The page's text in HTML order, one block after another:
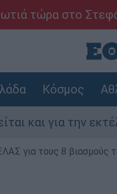
τώρα στο
Κόσμος
εκτέλεση
για τους 8 βιασμούς